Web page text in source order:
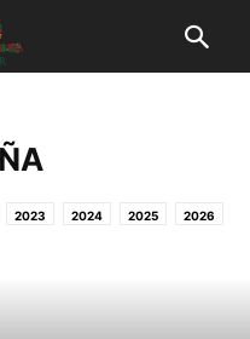
2023 2024 2025 2026